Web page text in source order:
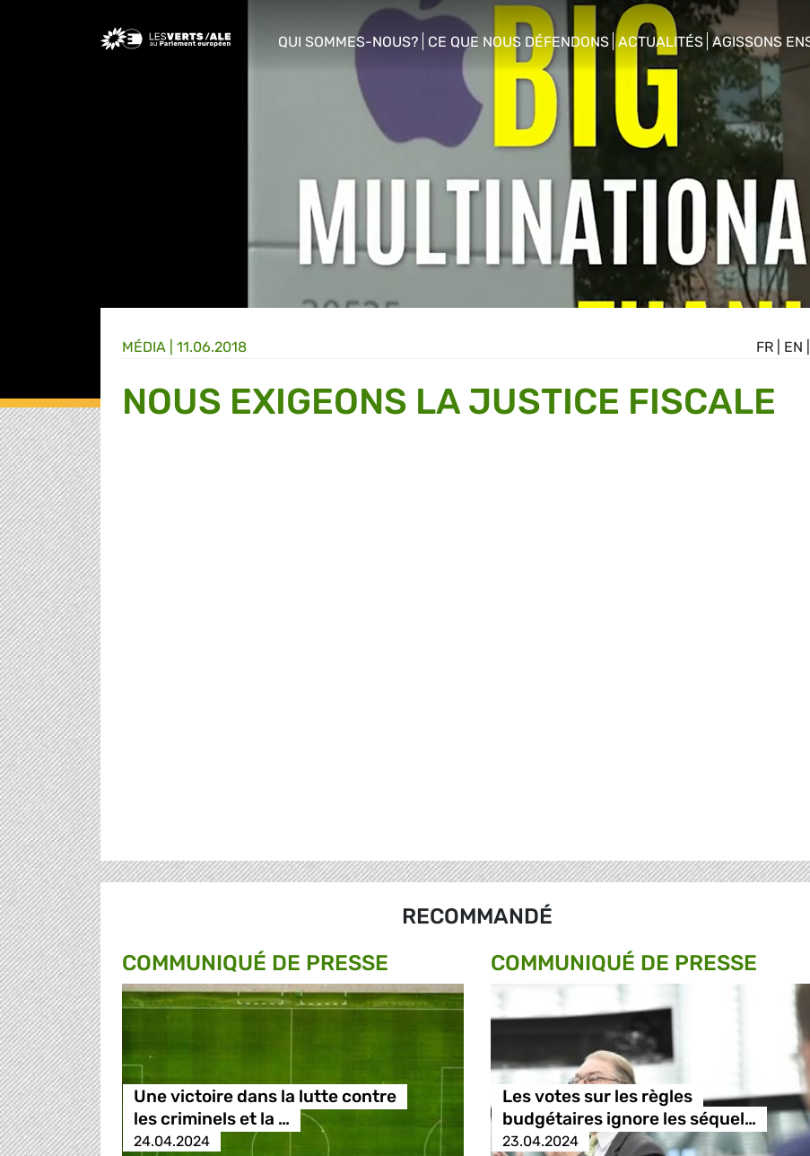
Greens/EFA Home
QUI SOMMES-NOUS?
show/hide sub menu
CE QUE NOUS DÉFENDONS
show/hide sub menu
ACTUALITÉS
show/hide sub menu
AGISSONS
show/hide
FR EN
MÉDIA 11.06.2018
NOUS EXIGEONS LA JUSTICE FISCALE
RECOMMANDÉ
COMMUNIQUÉ DE PRESSE
Une victoire dans la lutte contre
les criminels et la …
24.04.2024
COMMUNIQUÉ DE PRESSE
Les votes sur les règles
budgétaires ignore les séquel…
23.04.2024